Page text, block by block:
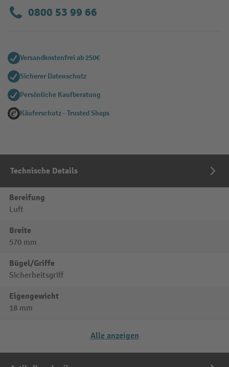
0800 53 99 66
Versandkostenfrei ab 250€
Sicherer Datenschutz
Persönliche Kaufberatung
Käuferschutz - Trusted Shops
Technische Details
Bereifung
Luft
Breite
570 mm
Bügel/Griffe
Sicherheitsgriff
Eigengewicht
18 mm
Alle anzeigen